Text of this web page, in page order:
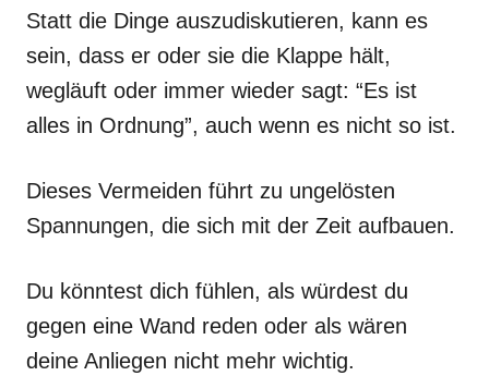
Statt die Dinge auszudiskutieren, kann es
sein, dass er oder sie die Klappe hält,
wegläuft oder immer wieder sagt: “Es ist
alles in Ordnung”, auch wenn es nicht so ist.
Dieses Vermeiden führt zu ungelösten
Spannungen, die sich mit der Zeit aufbauen.
Du könntest dich fühlen, als würdest du
gegen eine Wand reden oder als wären
deine Anliegen nicht mehr wichtig.